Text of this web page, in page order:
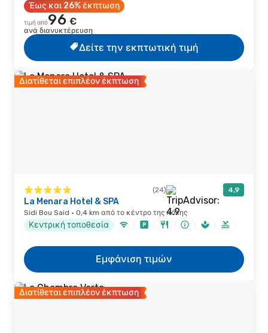
Έως και 26% έκπτωση
τιμή από96 €
ανά διανυκτέρευση
Δείτε την εκπτωτική τιμή
Διατίθεται επιπλέον έκπτωση
(24) 4,9
La Menara Hotel & SPA
Sidi Bou Said · 0,4 km από το κέντρο της πόλης
Κεντρική τοποθεσία
Εμφάνιση τιμών
Διατίθεται επιπλέον έκπτωση